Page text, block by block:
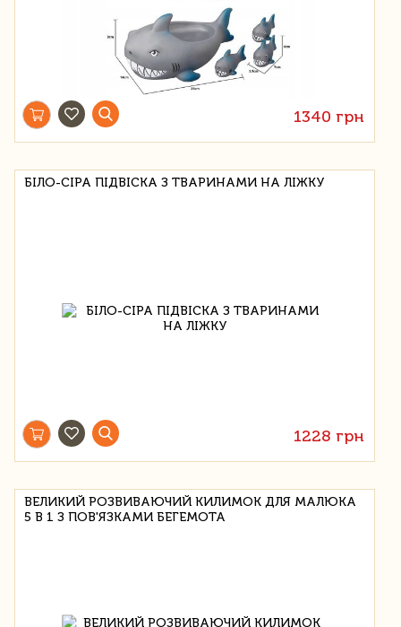
1340 грн
БІЛО-СІРА ПІДВІСКА З ТВАРИНАМИ НА ЛІЖКУ
1228 грн
ВЕЛИКИЙ РОЗВИВАЮЧИЙ КИЛИМОК ДЛЯ МАЛЮКА
5 В 1 З ПОВ'ЯЗКАМИ БЕГЕМОТА